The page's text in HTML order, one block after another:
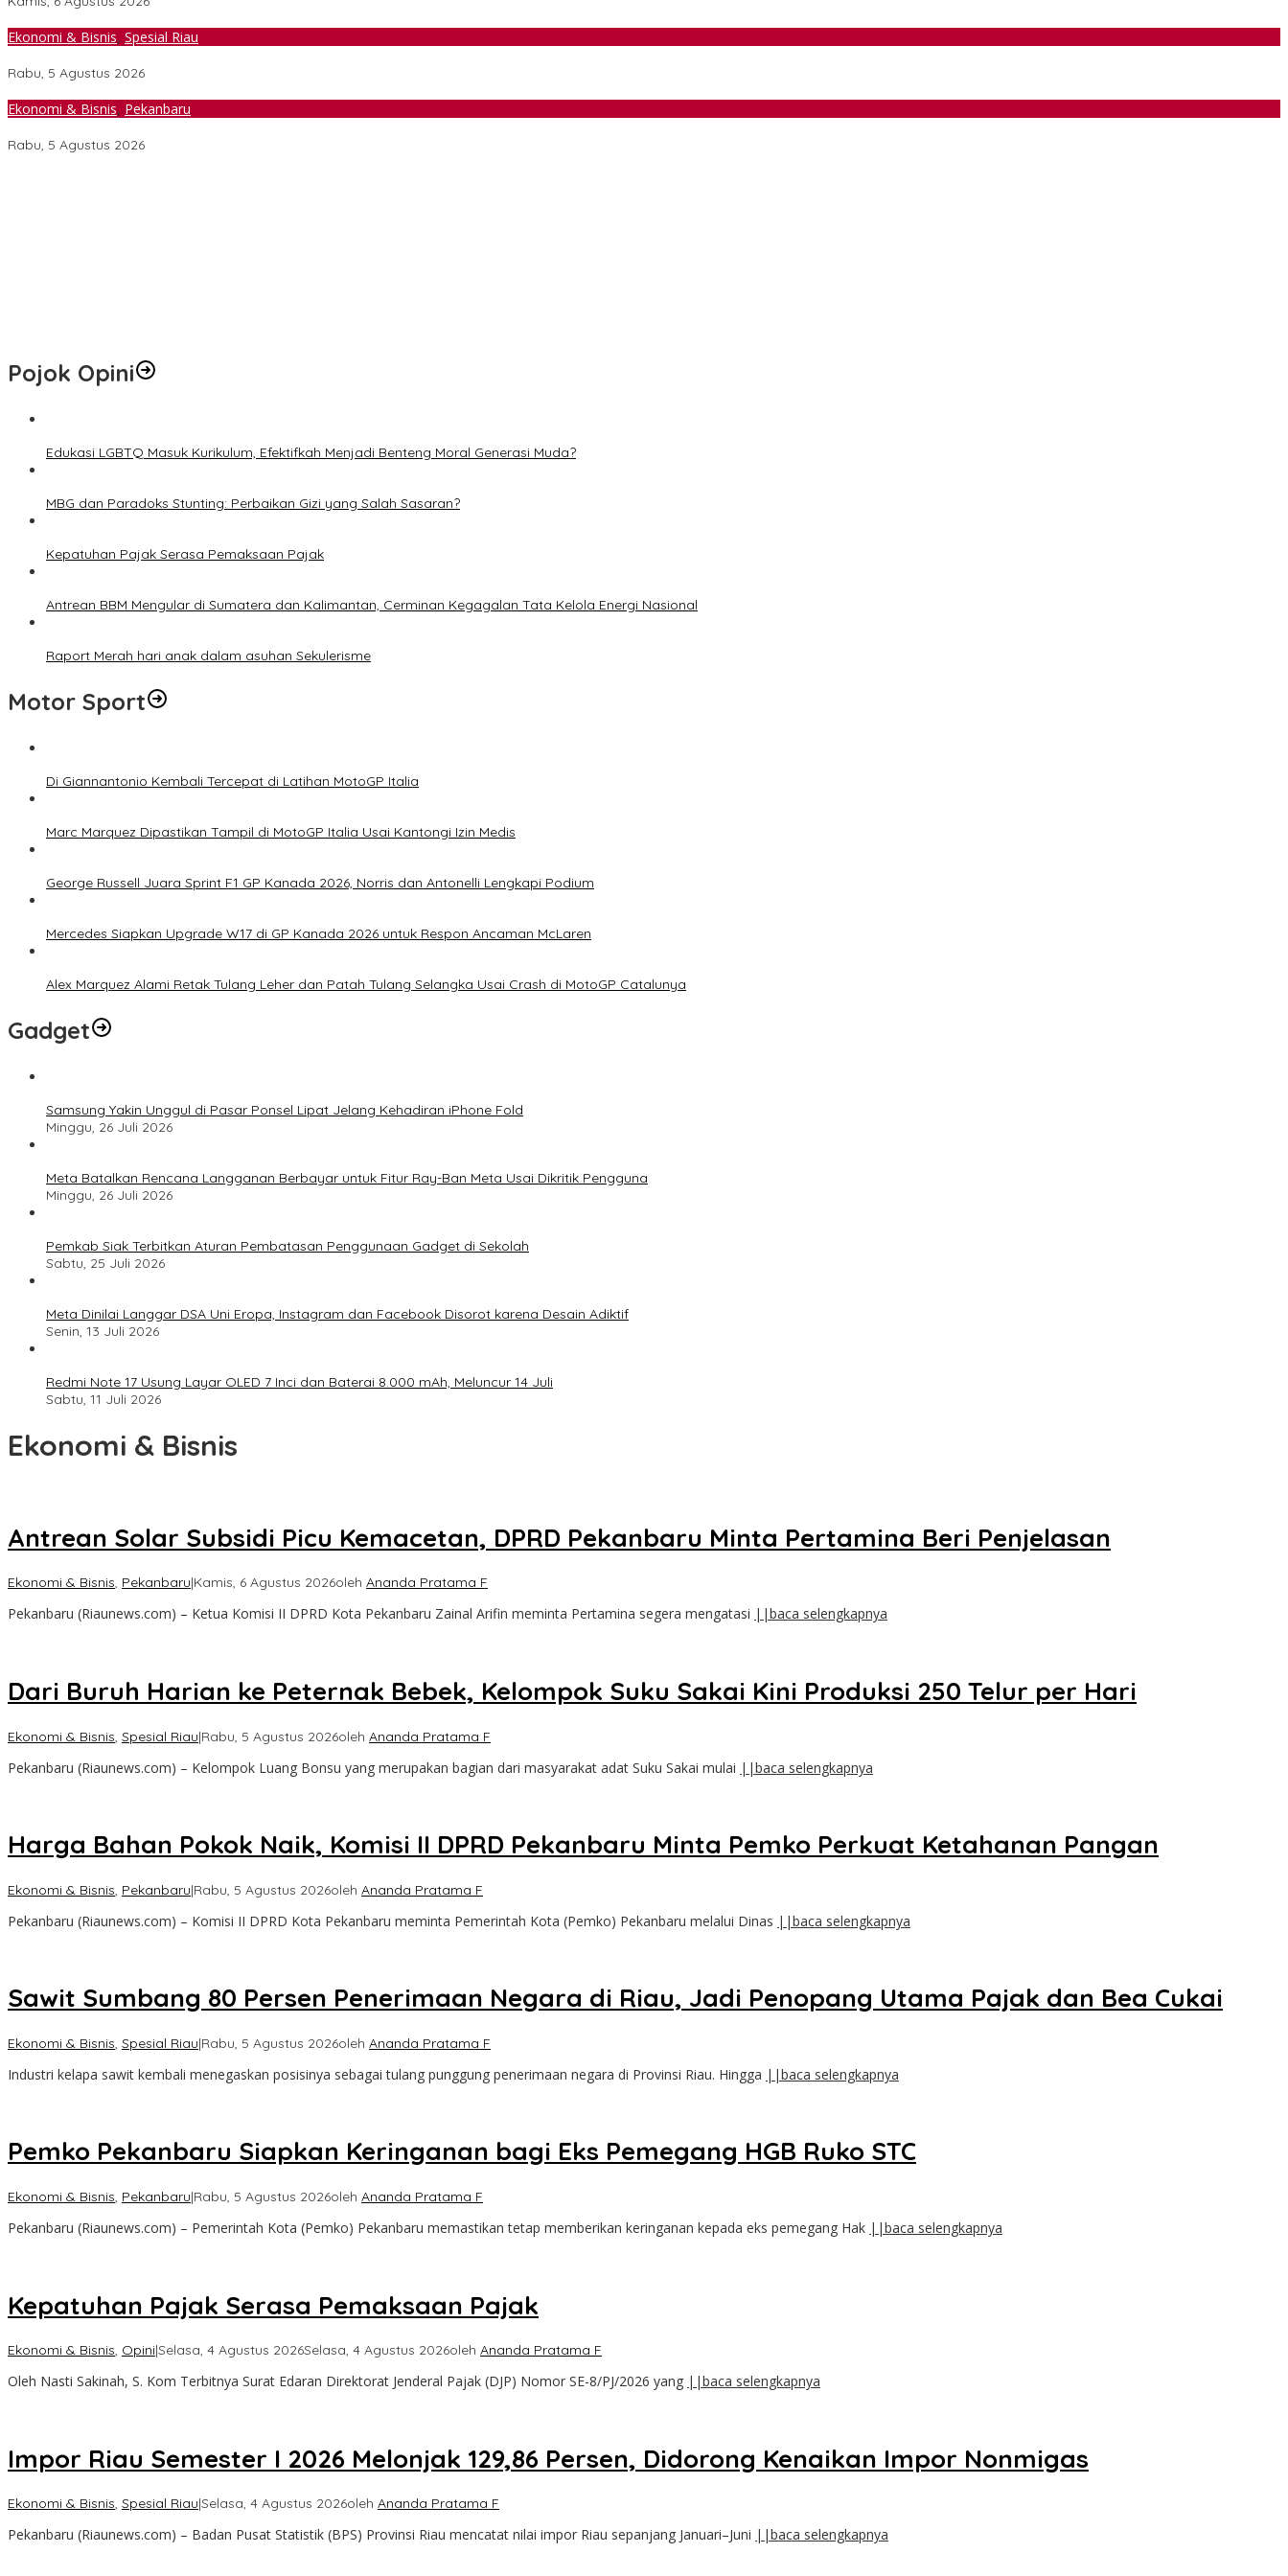
Ekonomi & Bisnis, Spesial Riau
Rabu, 5 Agustus 2026
Ekonomi & Bisnis, Pekanbaru
Rabu, 5 Agustus 2026
Pojok Opini
Edukasi LGBTQ Masuk Kurikulum, Efektifkah Menjadi Benteng Moral Generasi Muda?
MBG dan Paradoks Stunting: Perbaikan Gizi yang Salah Sasaran?
Kepatuhan Pajak Serasa Pemaksaan Pajak
Antrean BBM Mengular di Sumatera dan Kalimantan, Cerminan Kegagalan Tata Kelola Energi Nasional
Raport Merah hari anak dalam asuhan Sekulerisme
Motor Sport
Di Giannantonio Kembali Tercepat di Latihan MotoGP Italia
Marc Marquez Dipastikan Tampil di MotoGP Italia Usai Kantongi Izin Medis
George Russell Juara Sprint F1 GP Kanada 2026, Norris dan Antonelli Lengkapi Podium
Mercedes Siapkan Upgrade W17 di GP Kanada 2026 untuk Respon Ancaman McLaren
Alex Marquez Alami Retak Tulang Leher dan Patah Tulang Selangka Usai Crash di MotoGP Catalunya
Gadget
Samsung Yakin Unggul di Pasar Ponsel Lipat Jelang Kehadiran iPhone Fold
Minggu, 26 Juli 2026
Meta Batalkan Rencana Langganan Berbayar untuk Fitur Ray-Ban Meta Usai Dikritik Pengguna
Minggu, 26 Juli 2026
Pemkab Siak Terbitkan Aturan Pembatasan Penggunaan Gadget di Sekolah
Sabtu, 25 Juli 2026
Meta Dinilai Langgar DSA Uni Eropa, Instagram dan Facebook Disorot karena Desain Adiktif
Senin, 13 Juli 2026
Redmi Note 17 Usung Layar OLED 7 Inci dan Baterai 8.000 mAh, Meluncur 14 Juli
Sabtu, 11 Juli 2026
Ekonomi & Bisnis
Antrean Solar Subsidi Picu Kemacetan, DPRD Pekanbaru Minta Pertamina Beri Penjelasan
Ekonomi & Bisnis, Pekanbaru|Kamis, 6 Agustus 2026oleh Ananda Pratama F
Pekanbaru (Riaunews.com) – Ketua Komisi II DPRD Kota Pekanbaru Zainal Arifin meminta Pertamina segera mengatasi ||baca selengkapnya
Dari Buruh Harian ke Peternak Bebek, Kelompok Suku Sakai Kini Produksi 250 Telur per Hari
Ekonomi & Bisnis Spesial Riau|Rabu, 5 Agustus 2026oleh Ananda Pratama F
Pekanbaru (Riaunews.com) – Kelompok Luang Bonsu yang merupakan bagian dari masyarakat adat Suku Sakai mulai ||baca selengkapnya
Harga Bahan Pokok Naik, Komisi II DPRD Pekanbaru Minta Pemko Perkuat Ketahanan Pangan
Ekonomi & Bisnis, Pekanbaru|Rabu, 5 Agustus 2026oleh Ananda Pratama F
Pekanbaru (Riaunews.com) – Komisi II DPRD Kota Pekanbaru meminta Pemerintah Kota (Pemko) Pekanbaru melalui Dinas ||baca selengkapnya
Sawit Sumbang 80 Persen Penerimaan Negara di Riau, Jadi Penopang Utama Pajak dan Bea Cukai
Ekonomi & Bisnis, Spesial Riau|Rabu, 5 Agustus 2026oleh Ananda Pratama F
Industri kelapa sawit kembali menegaskan posisinya sebagai tulang punggung penerimaan negara di Provinsi Riau. Hingga ||baca selengkapnya
Pemko Pekanbaru Siapkan Keringanan bagi Eks Pemegang HGB Ruko STC
Ekonomi & Bisnis, Pekanbaru|Rabu, 5 Agustus 2026oleh Ananda Pratama F
Pekanbaru (Riaunews.com) – Pemerintah Kota (Pemko) Pekanbaru memastikan tetap memberikan keringanan kepada eks pemegang Hak ||baca selengkapnya
Kepatuhan Pajak Serasa Pemaksaan Pajak
Ekonomi & Bisnis, Opini|Selasa, 4 Agustus 2026Selasa, 4 Agustus 2026oleh Ananda Pratama F
Oleh Nasti Sakinah, S. Kom Terbitnya Surat Edaran Direktorat Jenderal Pajak (DJP) Nomor SE-8/PJ/2026 yang ||baca selengkapnya
Impor Riau Semester I 2026 Melonjak 129,86 Persen, Didorong Kenaikan Impor Nonmigas
Ekonomi & Bisnis, Spesial Riau|Selasa, 4 Agustus 2026oleh Ananda Pratama F
Pekanbaru (Riaunews.com) – Badan Pusat Statistik (BPS) Provinsi Riau mencatat nilai impor Riau sepanjang Januari–Juni ||baca selengkapnya